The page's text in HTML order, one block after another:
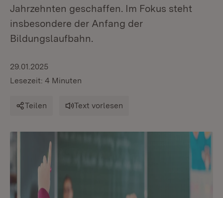
Jahrzehnten geschaffen. Im Fokus steht
insbesondere der Anfang der
Bildungslaufbahn.
29.01.2025
Lesezeit: 4 Minuten
Teilen Text vorlesen